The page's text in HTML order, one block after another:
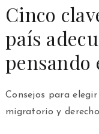
Cinco
país
pensando
Consejos para
migratorio y